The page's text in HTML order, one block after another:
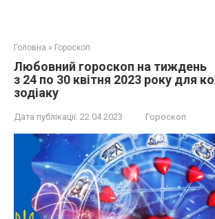
Головна » Гороскоп
Любовний гороскоп на тиждень
з 24 по 30 квітня 2023 року для
зодіаку
Дата публікації: 22.04.2023 Гороскоп